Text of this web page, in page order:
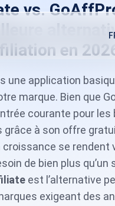
vs.
en
une application
marque. Bien que
courante pour
grâce à son offre
croissance se rendent
de bien plus qu’un
est l’alternative
exigeant des